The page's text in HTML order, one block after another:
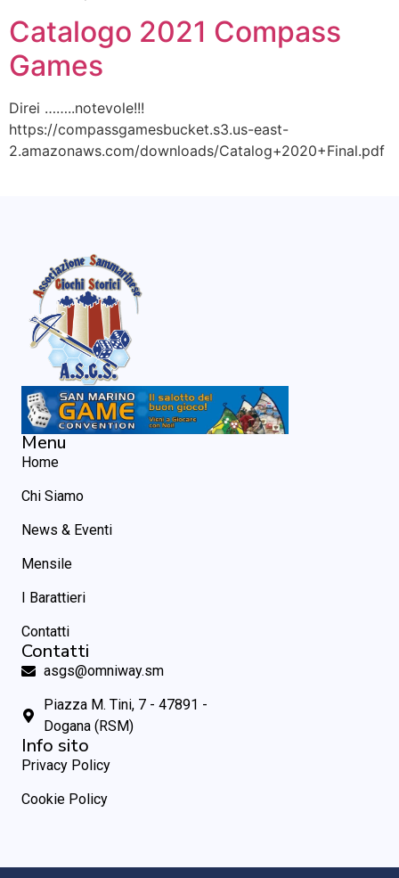
Catalogo 2021 Compass
Games
Direi ……..notevole!!!
https://compassgamesbucket.s3.us-east-
2.amazonaws.com/downloads/Catalog+2020+Final.pdf
Menu
Home
Chi Siamo
News & Eventi
Mensile
I Barattieri
Contatti
Contatti
asgs@omniway.sm
Piazza M. Tini, 7 - 47891 -
Dogana (RSM)
Info sito
Privacy Policy
Cookie Policy